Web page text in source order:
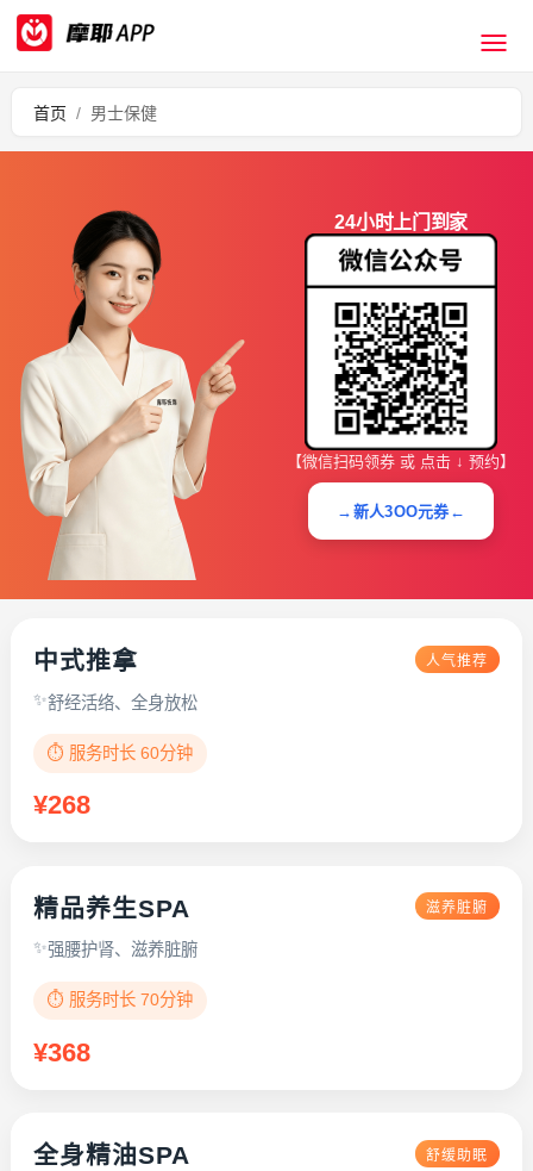
首页 / 男士保健
24小时上门到家
【微信扫码领券 或 点击 ↓ 预约】
→新人3OO元券←
中式推拿 人气推荐
舒经活络、全身放松
⏱️ 服务时长 60分钟
¥268
精品养生SPA 滋养脏腑
强腰护肾、滋养脏腑
⏱️ 服务时长 70分钟
¥368
全身精油SPA 舒缓助眠